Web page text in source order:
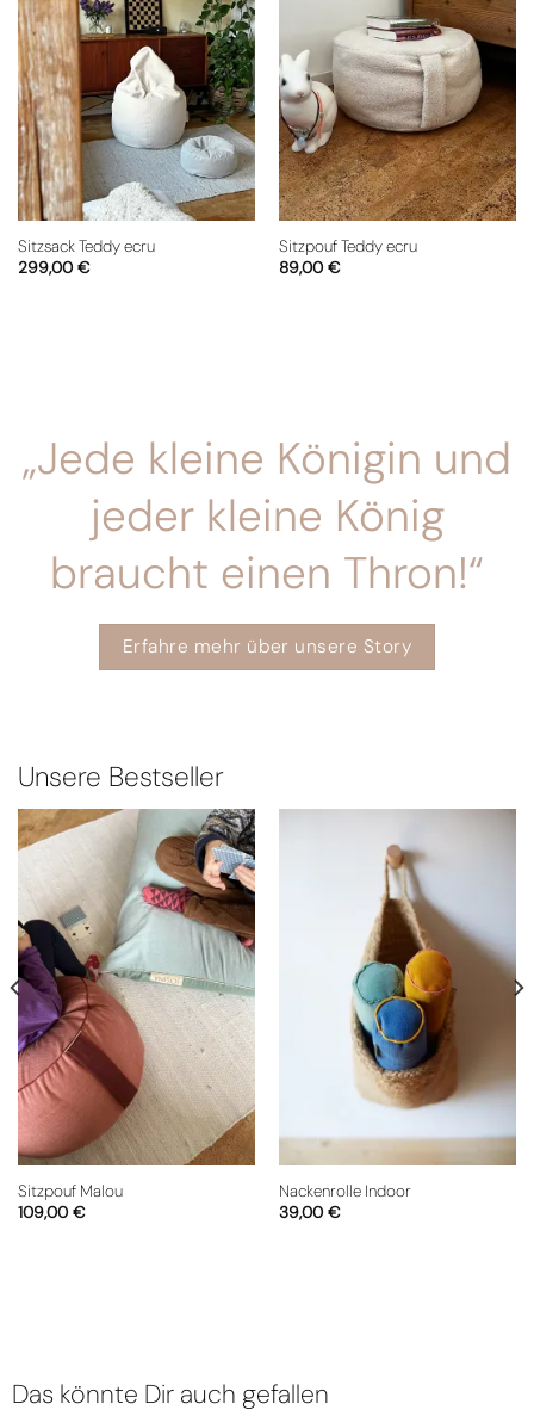
Sitzsack Teddy ecru
299,00 €
Sitzpouf Teddy ecru
89,00 €
„Jede kleine Königin und
jeder kleine König
braucht einen Thron!“
Erfahre mehr über unsere Story
Unsere Bestseller
Sitzpouf Malou
109,00 €
Nackenrolle Indoor
39,00 €
Das könnte Dir auch gefallen